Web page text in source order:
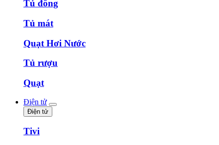
Tủ đông
Tủ mát
Quạt Hơi Nước
Tủ rượu
Quạt
Điện tử
Điện tử
Tivi